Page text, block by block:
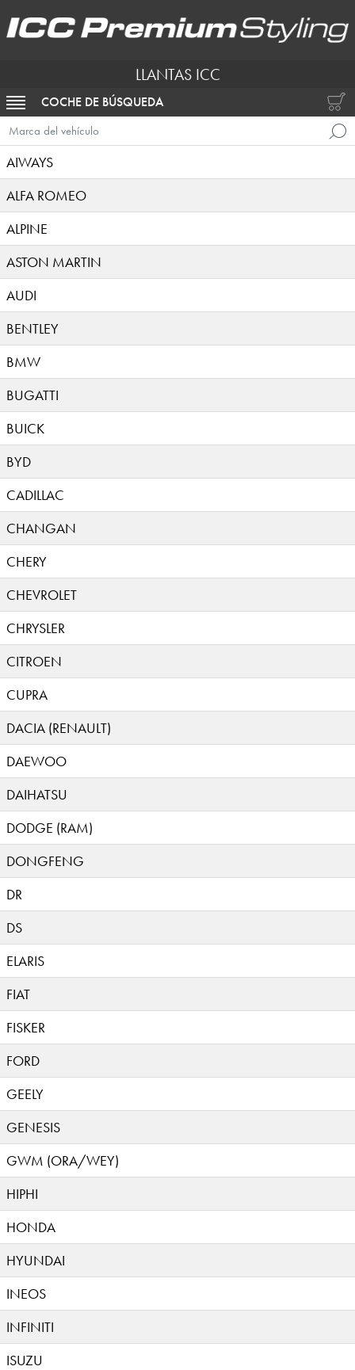
LLANTAS ICC
ACTIVAR NAVEGACIÓN
COCHE DE BÚSQUEDA
Marca del vehículo
AIWAYS
ALFA ROMEO
ALPINE
ASTON MARTIN
AUDI
BENTLEY
BMW
BUGATTI
BUICK
BYD
CADILLAC
CHANGAN
CHERY
CHEVROLET
CHRYSLER
CITROEN
CUPRA
DACIA (RENAULT)
DAEWOO
DAIHATSU
DODGE (RAM)
DONGFENG
DR
DS
ELARIS
FIAT
FISKER
FORD
GEELY
GENESIS
GWM (ORA/WEY)
HIPHI
HONDA
HYUNDAI
INEOS
INFINITI
ISUZU